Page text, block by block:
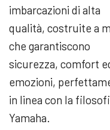
imbarcazioni di alta
qualità, costruite a
che garantiscono
sicurezza, comfort
emozioni,
in linea con la
Yamaha.